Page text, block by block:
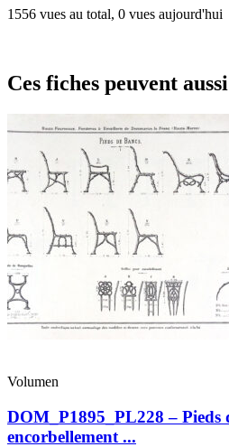
1556 vues au total, 0 vues aujourd'hui
Ces fiches peuvent
Volumen
DOM_P1895_PL228 – Pieds
encorbellement ...